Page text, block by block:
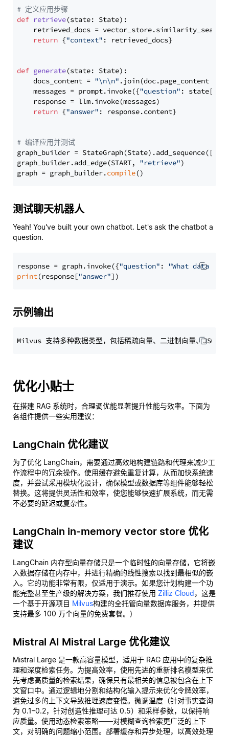
# 定义应用步骤
def retrieve(state: State):
retrieved_docs =
return {"context" : retrieved_docs}
def generate(state: State):
    docs_content =
"\n\n" .join(doc.page_content
    messages = prompt.invoke({
"question" : state[
    response = llm.invoke(messages)
return {"answer" : response.content}
# 编译应用并测试
graph_builder =
graph_builder.add_edge(START, "retrieve")
graph = graph_builder.compile
测试聊天机器人
Yeah! You've built your own chatbot. Let's ask the chatbot a
question.
response = graph.invoke({"question" : "What data
print(response["answer"
示例输出
优化小贴士
在搭建 RAG 系统时，合理调优能显著提升性能与效率。下面为
各组件提供一些实用建议：
LangChain 优化建议
为了优化 LangChain，需要通过高效地构建链路和代理来减少工
作流程中的冗余操作。使用缓存避免重复计算，从而加快系统速
度，并尝试采用模块化设计，确保模型或数据库等组件能够轻松
替换。这将提供灵活性和效率，使您能够快速扩展系统，而无需
不必要的延迟或复杂性。
LangChain in-memory vector store 优化
建议
LangChain 内存型向量存储只是一个临时性的向量存储，它将嵌
入数据存储在内存中，并进行精确的线性搜索以找到最相似的嵌
入。它的功能非常有限，仅适用于演示。如果您计划构建一个功
能完整甚至生产级的解决方案，我们推荐使用 Zilliz Cloud，这是
一个基于开源项目 Milvus构建的全托管向量数据库服务，并提供
支持最多 100 万个向量的免费套餐。)
Mistral AI Mistral Large 优化建议
Mistral Large 是一款高容量模型，适用于 RAG 应用中的复杂推
理和深度检索任务。为提高效率，使用先进的重新排名模型来优
先考虑高质量的检索结果，确保只有最相关的信息被包含在上下
文窗口中。通过逻辑地分割和结构化输入提示来优化令牌效率，
避免过多的上下文导致推理速度变慢。微调温度（针对事实查询
为 0.1–0.2，针对创造性推理可达 0.5）和采样参数，以保持响
应质量。使用动态检索策略——对模糊查询检索更广泛的上下
文，对明确的问题缩小范围。部署缓存和异步处理，以高效处理